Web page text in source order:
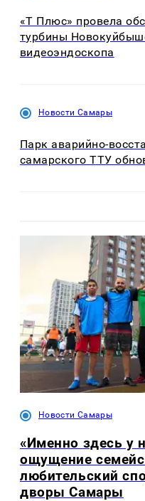
«Т Плюс» провела
турбины
видеоэндоскопа
Новости Самары
Парк аварийно-
самарского ТТУ
Новости Самары
«Именно здесь у
ощущение
любительский
дворы Самары